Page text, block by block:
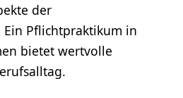
der
Ein Pflichtpraktikum in
bietet wertvolle